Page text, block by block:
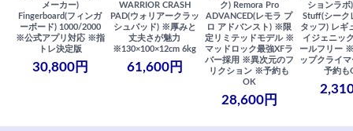
メーカー)
Fingerboard(フィンガ
ーボード) 1000/2000
※公式アプリ対応 ※指
トレ決定版
30,800円
WARRIOR CRASH
PAD(ウォリアークラッ
シュパッド) ※厚みと
丈夫さが魅力
※130×100×12cm 6kg
61,600円
ク) Remora Pro
ADVANCED(レモラ プ
ロ アドバンスト) ※限
定リミテッドモデル ※
マッドロック最強XFラ
バー採用 ※異次元のフ
リクション ※予約も
OK
28,600円
ションラボ
Stuff(シーク
タッフ) レギ
イジェニッ
ールフリー
ップクライ
予約も